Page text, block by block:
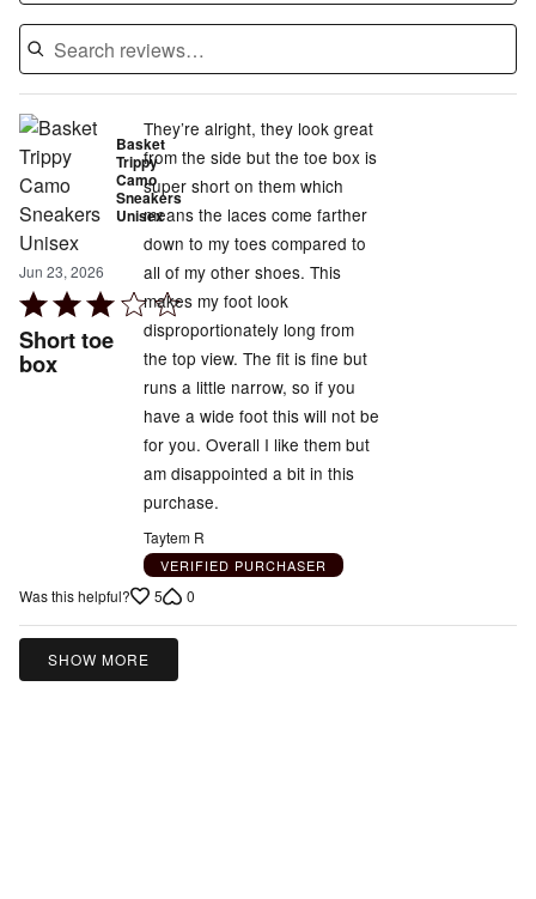
Basket
Trippy
Camo
Sneakers
Unisex
Jun 23, 2026
Rated
3
out
Short toe
box
They’re alright, they look great
from the side but the toe box is
super short on them which
means the laces come farther
down to my toes compared to
all of my other shoes. This
makes my foot look
disproportionately long from
the top view. The fit is fine but
runs a little narrow, so if you
have a wide foot this will not be
for you. Overall I like them but
am disappointed a bit in this
purchase.
Taytem R
VERIFIED PURCHASER
Was this helpful? 5 0
SHOW MORE